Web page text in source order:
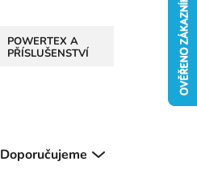
POWERTEX A
PŘÍSLUŠENSTVÍ
Doporučujeme